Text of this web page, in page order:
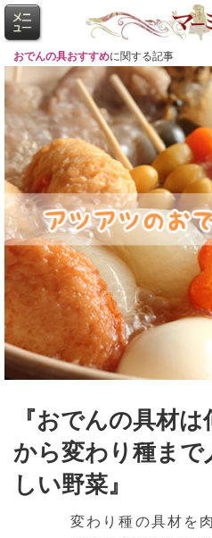
おでんの具おすすめに関する記事
『おでんの具材
から変わり種まで
しい野菜』
変わり種の具材を